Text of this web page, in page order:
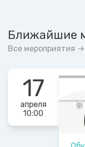
Ближайшие
Все мероприятия →
17
апреля
10:00